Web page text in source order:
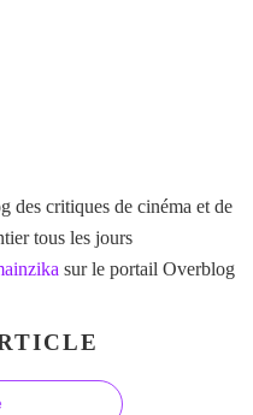
des critiques de cinéma et de
tous les jours
sur le portail Overblog